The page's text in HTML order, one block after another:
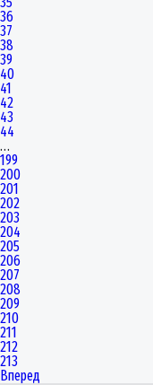
36
37
38
39
40
41
42
43
44
…
199
200
201
202
203
204
205
206
207
208
209
210
211
212
213
Вперед